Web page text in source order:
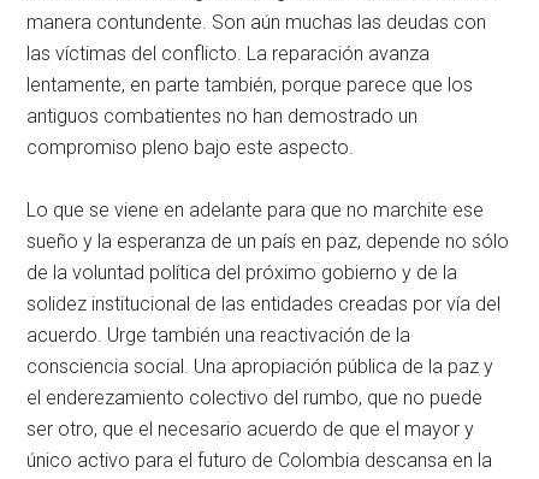
manera contundente. Son aún muchas las deudas con
las víctimas del conflicto. La reparación avanza
lentamente, en parte también, porque parece que los
antiguos combatientes no han demostrado un
compromiso pleno bajo este aspecto.
Lo que se viene en adelante para que no marchite ese
sueño y la esperanza de un país en paz, depende no sólo
de la voluntad política del próximo gobierno y de la
solidez institucional de las entidades creadas por vía del
acuerdo. Urge también una reactivación de la
consciencia social. Una apropiación pública de la paz y
el enderezamiento colectivo del rumbo, que no puede
ser otro, que el necesario acuerdo de que el mayor y
único activo para el futuro de Colombia descansa en la